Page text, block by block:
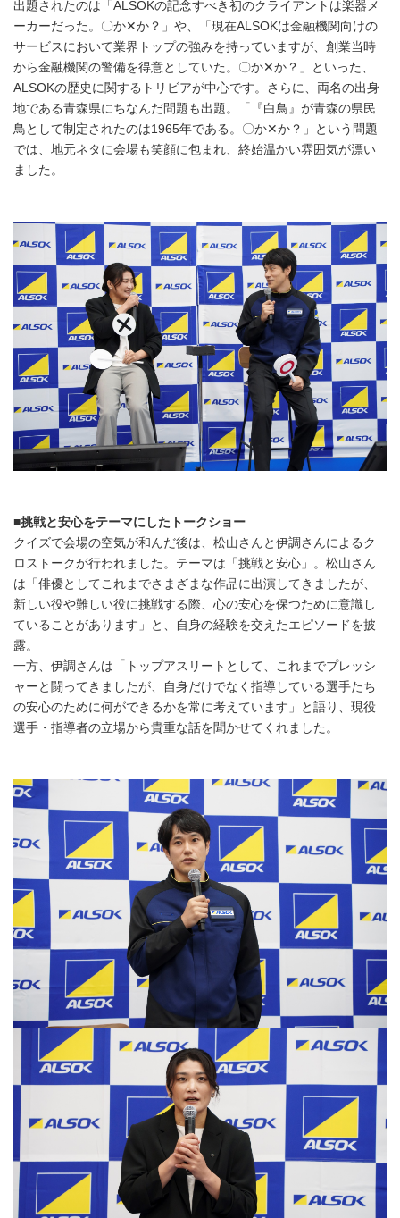
出題されたのは「ALSOKの記念すべき初のクライアントは楽器メ
ーカーだった。〇か✕か？」や、「現在ALSOKは金融機関向けの
サービスにおいて業界トップの強みを持っていますが、創業当時
から金融機関の警備を得意としていた。〇か✕か？」といった、
ALSOKの歴史に関するトリビアが中心です。さらに、両名の出身
地である青森県にちなんだ問題も出題。「『白鳥』が青森の県民
鳥として制定されたのは1965年である。〇か✕か？」という問題
では、地元ネタに会場も笑顔に包まれ、終始温かい雰囲気が漂い
ました。
■挑戦と安心をテーマにしたトークショー
クイズで会場の空気が和んだ後は、松山さんと伊調さんによるク
ロストークが行われました。テーマは「挑戦と安心」。松山さん
は「俳優としてこれまでさまざまな作品に出演してきましたが、
新しい役や難しい役に挑戦する際、心の安心を保つために意識し
ていることがあります」と、自身の経験を交えたエピソードを披
露。
一方、伊調さんは「トップアスリートとして、これまでプレッシ
ャーと闘ってきましたが、自身だけでなく指導している選手たち
の安心のために何ができるかを常に考えています」と語り、現役
選手・指導者の立場から貴重な話を聞かせてくれました。